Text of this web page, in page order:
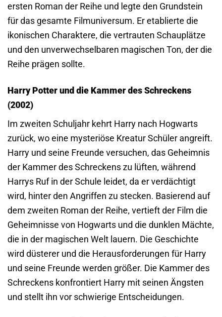
ersten Roman der Reihe und legte den Grundstein
für das gesamte Filmuniversum. Er etablierte die
ikonischen Charaktere, die vertrauten Schauplätze
und den unverwechselbaren magischen Ton, der die
Reihe prägen sollte.
Harry Potter und die Kammer des Schreckens
(2002)
Im zweiten Schuljahr kehrt Harry nach Hogwarts
zurück, wo eine mysteriöse Kreatur Schüler angreift.
Harry und seine Freunde versuchen, das Geheimnis
der Kammer des Schreckens zu lüften, während
Harrys Ruf in der Schule leidet, da er verdächtigt
wird, hinter den Angriffen zu stecken. Basierend auf
dem zweiten Roman der Reihe, vertieft der Film die
Geheimnisse von Hogwarts und die dunklen Mächte,
die in der magischen Welt lauern. Die Geschichte
wird düsterer und die Herausforderungen für Harry
und seine Freunde werden größer. Die Kammer des
Schreckens konfrontiert Harry mit seinen Ängsten
und stellt ihn vor schwierige Entscheidungen.